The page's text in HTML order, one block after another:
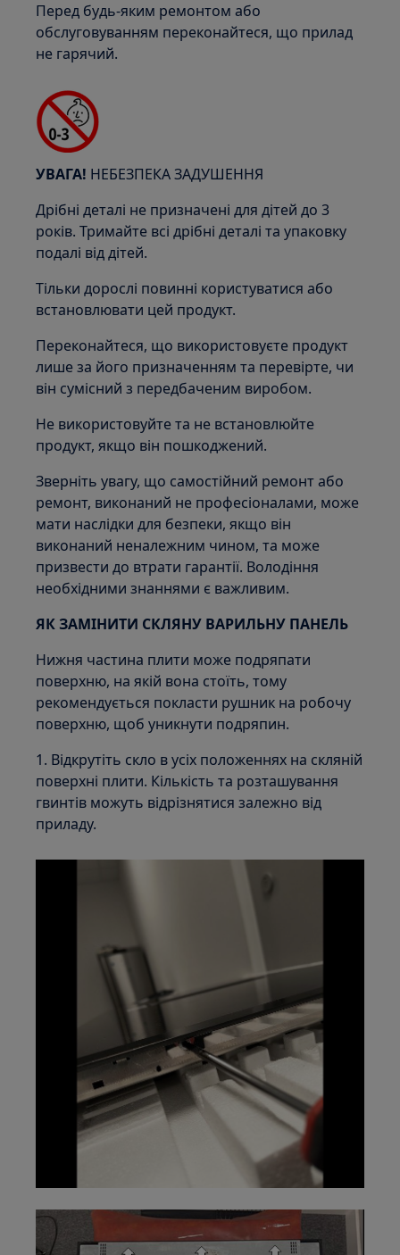
Перед будь-яким ремонтом або
обслуговуванням переконайтеся, що прилад
не гарячий.
УВАГА! НЕБЕЗПЕКА ЗАДУШЕННЯ
Дрібні деталі не призначені для дітей до 3
років. Тримайте всі дрібні деталі та упаковку
подалі від дітей.
Тільки дорослі повинні користуватися або
встановлювати цей продукт.
Переконайтеся, що використовуєте продукт
лише за його призначенням та перевірте, чи
він сумісний з передбаченим виробом.
Не використовуйте та не встановлюйте
продукт, якщо він пошкоджений.
Зверніть увагу, що самостійний ремонт або
ремонт, виконаний не професіоналами, може
мати наслідки для безпеки, якщо він
виконаний неналежним чином, та може
призвести до втрати гарантії. Володіння
необхідними знаннями є важливим.
ЯК ЗАМІНИТИ СКЛЯНУ ВАРИЛЬНУ ПАНЕЛЬ
Нижня частина плити може подряпати
поверхню, на якій вона стоїть, тому
рекомендується покласти рушник на робочу
поверхню, щоб уникнути подряпин.
1. Відкрутіть скло в усіх положеннях на скляній
поверхні плити. Кількість та розташування
гвинтів можуть відрізнятися залежно від
приладу.